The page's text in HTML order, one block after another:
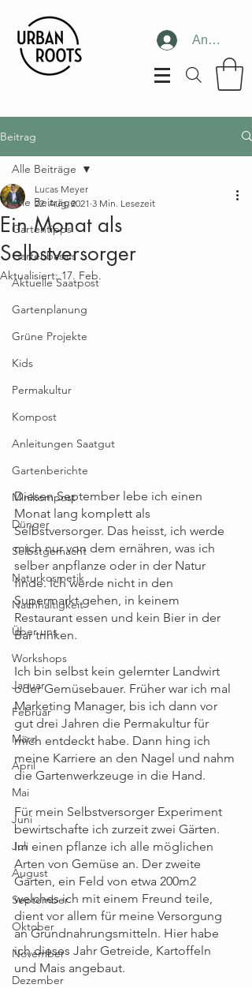
Anmelden
Beitrag
Alle Beiträge
Gartentipps
Gartenbasics
Aktuelle Saatpost
Gartenplanung
Grüne Projekte
Kids
Permakultur
Kompost
Anleitungen Saatgut
Gartenberichte
Minikompost
Dünger
Selbstgemacht
Naturkosmetik
Nachhaltigkeit
Über uns
Workshops
Januar
Februar
März
April
Mai
Juni
Juli
August
September
Oktober
November
Dezember
Alle Beiträge
Ein Monat als
Selbstversorger
Lucas Meyer
22. Aug. 2021 3 Min. Lesezeit
Aktualisiert:17. Feb.
Diesen September lebe ich einen
Monat lang komplett als
Selbstversorger. Das heisst, ich werde
mich nur von dem ernähren, was ich
selber anpflanze oder in der Natur
finde. Ich werde nicht in den
Supermarkt gehen, in keinem
Restaurant essen und kein Bier in der
Bar trinken.
Ich bin selbst kein gelernter Landwirt
oder Gemüsebauer. Früher war ich mal
Marketing Manager, bis ich dann vor
gut drei Jahren die Permakultur für
mich entdeckt habe. Dann hing ich
meine Karriere an den Nagel und nahm
die Gartenwerkzeuge in die Hand.
Für mein Selbstversorger Experiment
bewirtschafte ich zurzeit zwei Gärten.
Im einen pflanze ich alle möglichen
Arten von Gemüse an. Der zweite
Garten, ein Feld von etwa 200m2
welches ich mit einem Freund teile,
dient vor allem für meine Versorgung
an Grundnahrungsmitteln. Hier habe
ich dieses Jahr Getreide, Kartoffeln
und Mais angebaut.